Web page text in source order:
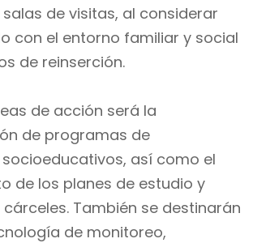
de visitas, al considerar
con el entorno familiar y social
de reinserción.
de acción será la
de programas de
así como el
de los planes de estudio y
También se destinarán
de monitoreo,